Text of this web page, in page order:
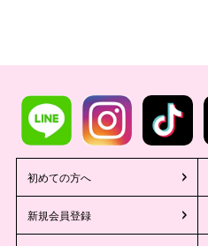
初めての方へ
新規会員登録